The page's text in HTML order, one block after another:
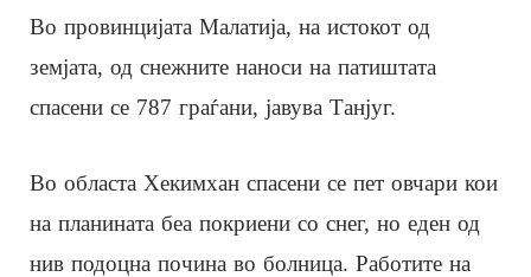
Во провинцијата Малатија, на истокот од
земјата, од снежните наноси на патиштата
спасени се 787 граѓани, јавува Танјуг.
Во областа Хекимхан спасени се пет овчари кои
на планината беа покриени со снег, но еден од
нив подоцна почина во болница. Работите на